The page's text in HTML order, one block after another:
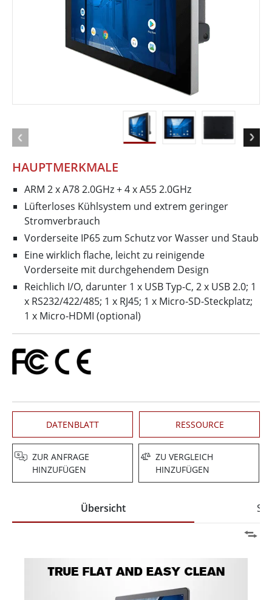
HAUPTMERKMALE
ARM 2 x A78 2.0GHz + 4 x A55 2.0GHz
Lüfterloses Kühlsystem und extrem geringer
Stromverbrauch
Vorderseite IP65 zum Schutz vor Wasser und Staub
Eine wirklich flache, leicht zu reinigende
Vorderseite mit durchgehendem Design
Reichlich I/O, darunter 1 x USB Typ-C, 2 x USB 2.0; 1
x RS232/422/485; 1 x RJ45; 1 x Micro-SD-Steckplatz;
1 x Micro-HDMI (optional)
DATENBLATT RESSOURCE
ZUR ANFRAGE
HINZUFÜGEN
ZU VERGLEICH
HINZUFÜGEN
Übersicht